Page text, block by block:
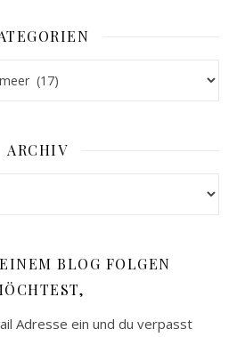
ARCHIV
BLOG FOLGEN
Adresse ein und du verpasst